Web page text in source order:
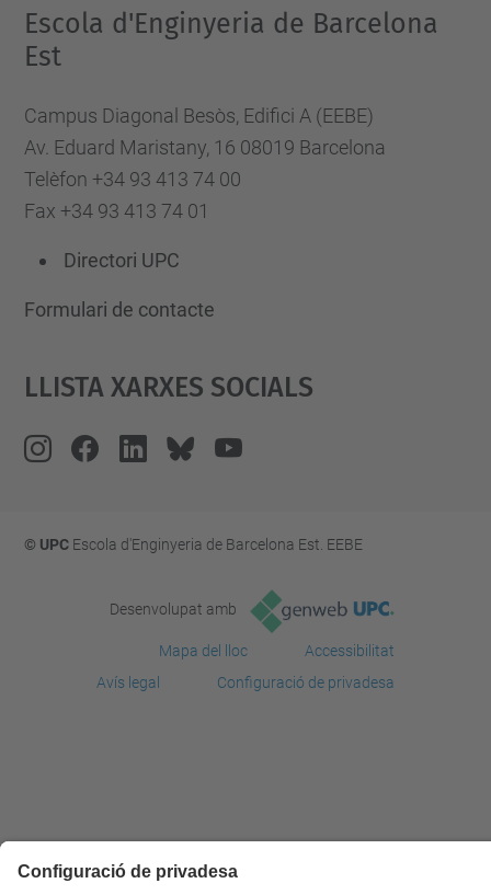
Escola d'Enginyeria de Barcelona
Est
Campus Diagonal Besòs, Edifici A (EEBE)
Av. Eduard Maristany, 16 08019 Barcelona
Telèfon +34 93 413 74 00
Fax +34 93 413 74 01
Directori UPC
Formulari de contacte
Llista Xarxes Socials
© UPCEscola d'Enginyeria de Barcelona Est. EEBE
Desenvolupat amb
Mapa del lloc
Accessibilitat
Avís legal
Configuració de privadesa